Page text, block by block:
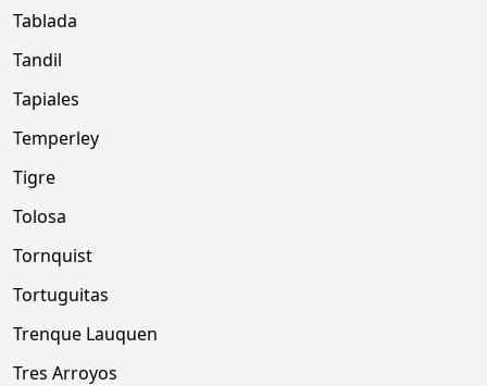
Tablada
Tandil
Tapiales
Temperley
Tigre
Tolosa
Tornquist
Tortuguitas
Trenque Lauquen
Tres Arroyos